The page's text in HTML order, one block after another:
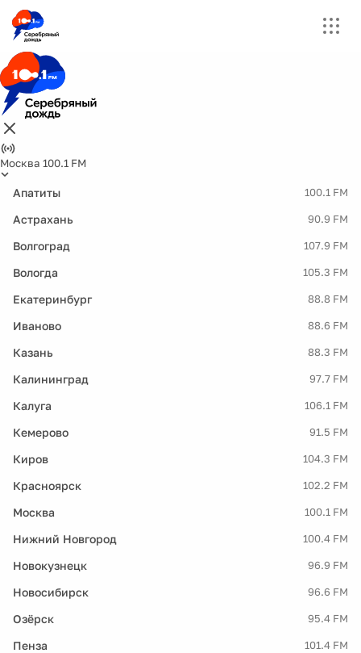
Москва 100.1 FM
Апатиты 100.1 FM
Астрахань 90.9 FM
Волгоград 107.9 FM
Вологда 105.3 FM
Екатеринбург 88.8 FM
Иваново 88.6 FM
Казань 88.3 FM
Калининград 97.7 FM
Калуга 106.1 FM
Кемерово 91.5 FM
Киров 104.3 FM
Красноярск 102.2 FM
Москва 100.1 FM
Нижний Новгород 100.4 FM
Новокузнецк 96.9 FM
Новосибирск 96.6 FM
Озёрск 95.4 FM
Пенза 101.4 FM